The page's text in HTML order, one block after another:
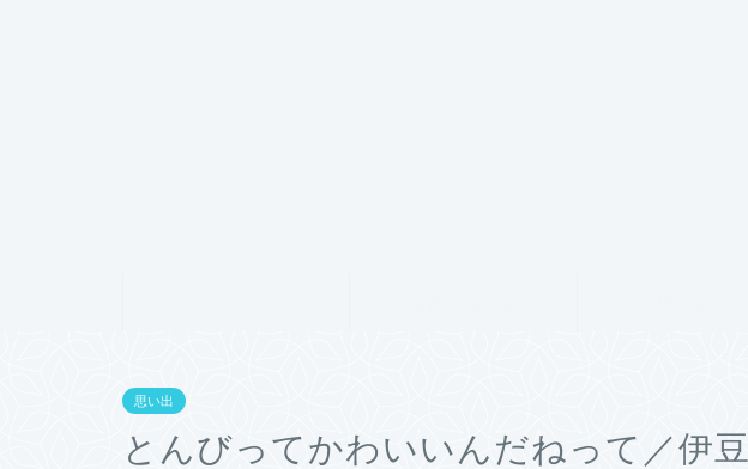
思い出
とんびってかわいいんだねって／伊